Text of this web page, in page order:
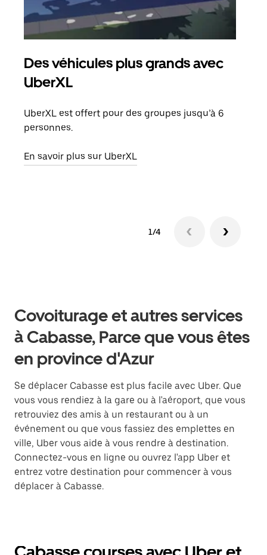
Des véhicules plus grands avec
UberXL
UberXL est offert pour des groupes jusqu’à 6
personnes.
En savoir plus sur UberXL
1/4
Covoiturage et autres services
à Cabasse, Parce que vous êtes
en province d'Azur
Se déplacer Cabasse est plus facile avec Uber. Que
vous vous rendiez à la gare ou à l'aéroport, que vous
retrouviez des amis à un restaurant ou à un
événement ou que vous fassiez des emplettes en
ville, Uber vous aide à vous rendre à destination.
Connectez-vous en ligne ou ouvrez l'app Uber et
entrez votre destination pour commencer à vous
déplacer à Cabasse.